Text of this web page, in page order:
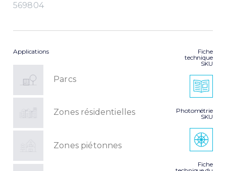
569804
Applications
Parcs
Zones résidentielles
Zones piétonnes
Fiche
technique
SKU
Photométrie
SKU
Fiche